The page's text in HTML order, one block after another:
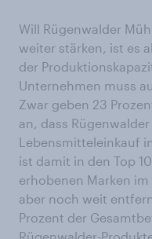
Will Rügenwalder
weiter stärken, ist es
der
Unternehmen muss
Zwar geben 23
an, dass
Lebensmitteleinkauf
ist damit in den Top
erhobenen Marken
aber noch weit
Prozent der